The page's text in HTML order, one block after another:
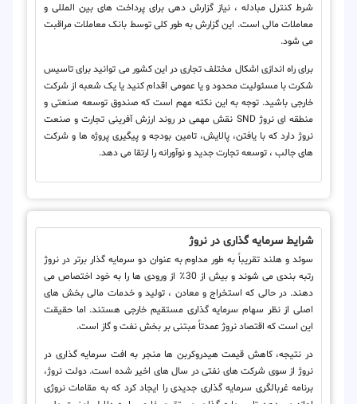
شرط کنترل مبادله ، نیاز گزارش دهی برای پرداخت های بین المللی و
معاملات مالی است. این گزارش به طور کلی توسط بانک معاملات مراقبت
می شود.
برای راه اندازی اشکال مختلف تجاری در این کشور می توانید برای تاسیس
شکرت با مسئولیت محدود و یا عمومی اقدام کنید یا یک شعبه از شرکت
خارجی باشید. توجه به این نکته مهم است که صندوق توسعه صنعتی و
منطقه ای نروژ SND نقش مهمی در روند ارزش آفرینی تجارت و صنعت
نروژ دارد که با یافتن، پالایش، تامین بودجه و پیگیری پروژه ها و شرکت
های جالب ، توسعه تجارت جدید و نوآورانه را ارتقا می دهد.
شرایط سرمایه گذاری در نروژ
سوئد و هلند تقریباً به طور مداوم به عنوان دو سرمایه گذار برتر در نروژ
رتبه بندی می شوند و بیش از 30٪ از ورودی ها را به خود اختصاص می
دهند. در حالی که استخراج و معادن ، تولید و خدمات مالی بخش های
اصلی از نظر سهام سرمایه گذاری مستقیم خارجی هستند. اما حقیقت
این است که اقتصاد نروژ عمدتاً مبتنی بر بخش نفت و گاز است.
در نتیجه، کاهش قیمت هیدروکربن ها منجر به افت سرمایه گذاری در
نروژ از سوی شرکت های نفتی در سال های اخیر شده است. دولت نروژ،
برنامه غربالگری سرمایه گذاری جدیدی را ایجاد کرد که به مقامات نروژی